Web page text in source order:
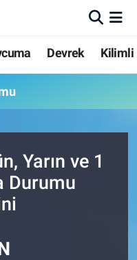
Devrek Kilimli
Yarın ve 1
Durumu
Haritası
Fikstür